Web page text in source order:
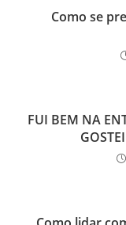
Como se
FUI BEM NA